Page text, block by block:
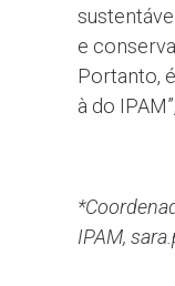
e
Portanto,
à do
IPAM,